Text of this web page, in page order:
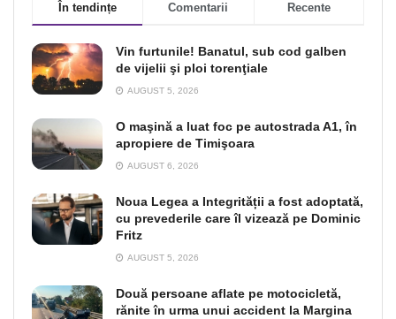
În tendințe Comentarii Recente
Vin furtunile! Banatul, sub cod galben
de vijelii şi ploi torenţiale
AUGUST 5, 2026
O maşină a luat foc pe autostrada A1, în
apropiere de Timişoara
AUGUST 6, 2026
Noua Legea a Integrității a fost adoptată,
cu prevederile care îl vizează pe Dominic
Fritz
AUGUST 5, 2026
Două persoane aflate pe motocicletă,
rănite în urma unui accident la Margina